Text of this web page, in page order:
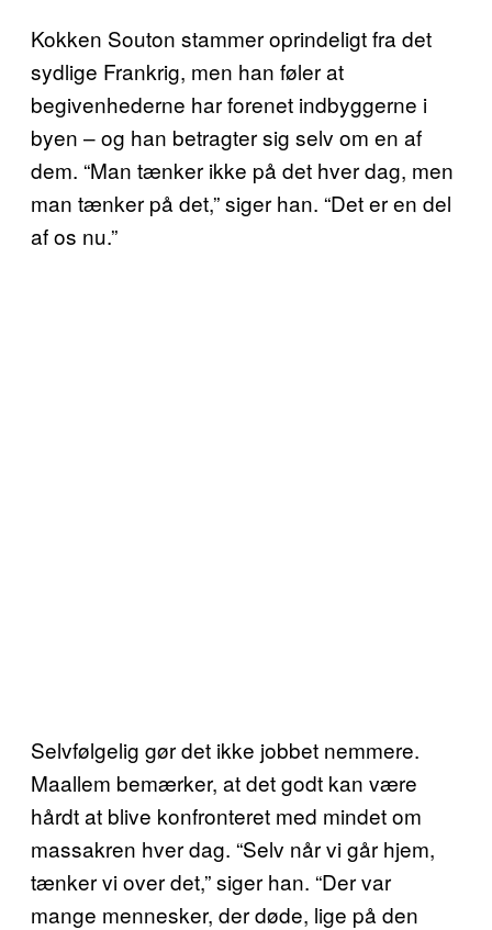
Kokken Souton stammer oprindeligt fra det
sydlige Frankrig, men han føler at
begivenhederne har forenet indbyggerne i
byen – og han betragter sig selv om en af
dem. “Man tænker ikke på det hver dag, men
man tænker på det,” siger han. “Det er en del
af os nu.”
Selvfølgelig gør det ikke jobbet nemmere.
Maallem bemærker, at det godt kan være
hårdt at blive konfronteret med mindet om
massakren hver dag. “Selv når vi går hjem,
tænker vi over det,” siger han. “Der var
mange mennesker, der døde, lige på den